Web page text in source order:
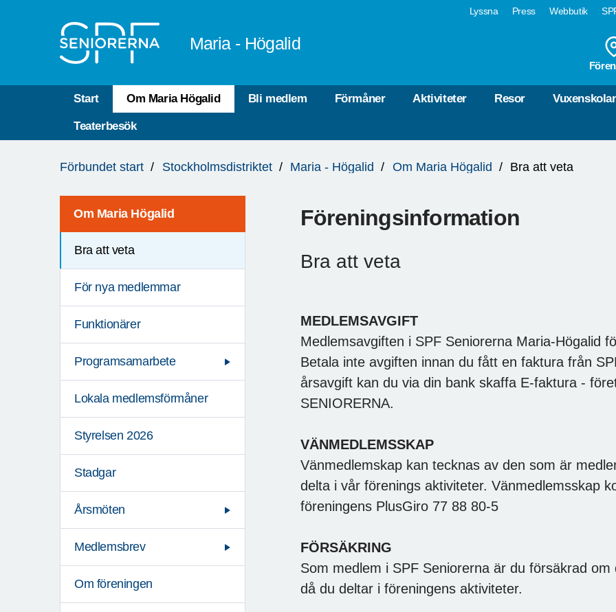
Lyssna Press Webbutik
Maria - Högalid
Start Om Maria Högalid Bli medlem Förmåner Aktiviteter Resor
Teaterbesök
är
Förbundet start Stockholmsdistriktet Maria - Högalid Om Maria Högalid Bra att veta
Om Maria Högalid
Bra att veta
För nya medlemmar
Funktionärer
Programsamarbete
Lokala medlemsförmåner
Styrelsen 2026
Stadgar
Årsmöten
Medlemsbrev
Om föreningen
Föreningsinformation
Bra att veta
MEDLEMSAVGIFT
Medlemsavgiften i SPF Seniorerna Maria-Högalid
Betala inte avgiften innan du fått en faktura från
årsavgift kan du via din bank skaffa E-faktura -
SENIORERNA.
VÄNMEDLEMSSKAP
Vänmedlemskap kan tecknas av den som är
delta i vår förenings aktiviteter. Vänmedlemsskap
föreningens PlusGiro 77 88 80-5
FÖRSÄKRING
Som medlem i SPF Seniorerna är du försäkrad
då du deltar i föreningens aktiviteter.